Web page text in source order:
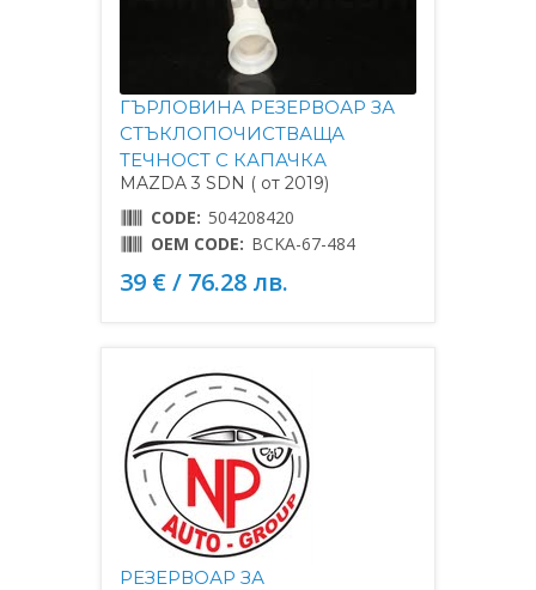
ГЪРЛОВИНА РЕЗЕРВОАР ЗА
СТЪКЛОПОЧИСТВАЩА
ТЕЧНОСТ С КАПАЧКА
MAZDA 3 SDN ( от 2019)
CODE: 504208420
OEM CODE: BCKA-67-484
39 € / 76.28 лв.
РЕЗЕРВОАР ЗА